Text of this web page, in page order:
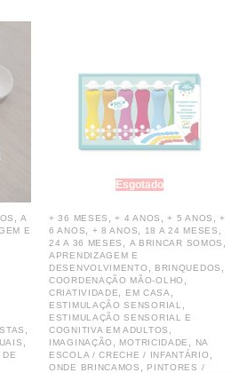
,A
E
Esgotado
+ 36 MESES ,+ 4 ANOS ,+ 5 ANOS ,+
6 ANOS
+ 8 ANOS 18 A 24 MESES
24 A 36 MESES A BRINCAR SOMOS
APRENDIZAGEM E
DESENVOLVIMENTO
BRINQUEDOS
COORDENAÇÃO MÃO-OLHO
CRIATIVIDADE EM CASA
ESTIMULAÇÃO SENSORIAL
ESTIMULAÇÃO SENSORIAL E
COGNITIVA EM ADULTOS
IMAGINAÇÃO MOTRICIDADE
NA
ESCOLA / CRECHE / INFANTÁRIO
ONDE BRINCAMOS
PINTORES /